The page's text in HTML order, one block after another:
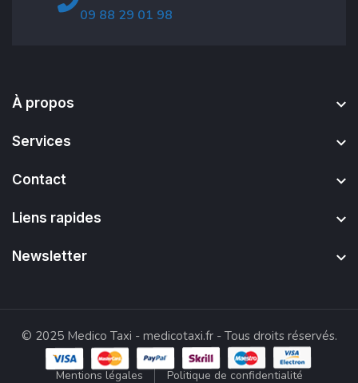
09 88 29 01 98
À propos
Services
Contact
Liens rapides
Newsletter
© 2025Medico Taxi - medicotaxi.fr- Tous droits réservés.
Mentions légales Politique de confidentialité